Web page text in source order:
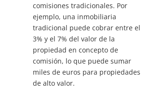
comisiones tradicionales. Por
ejemplo, una inmobiliaria
tradicional puede cobrar entre el
3% y el 7% del valor de la
propiedad en concepto de
comisión, lo que puede sumar
miles de euros para propiedades
de alto valor.